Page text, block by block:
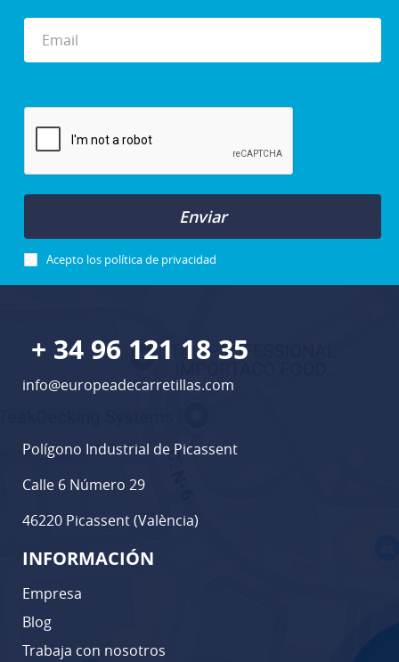
Enviar
Acepto los política de privacidad
+ 34 96 121 18 35
info@europeadecarretillas.com
Polígono Industrial de Picassent
Calle 6 Número 29
46220 Picassent (València)
INFORMACIÓN
Empresa
Blog
Trabaja con nosotros